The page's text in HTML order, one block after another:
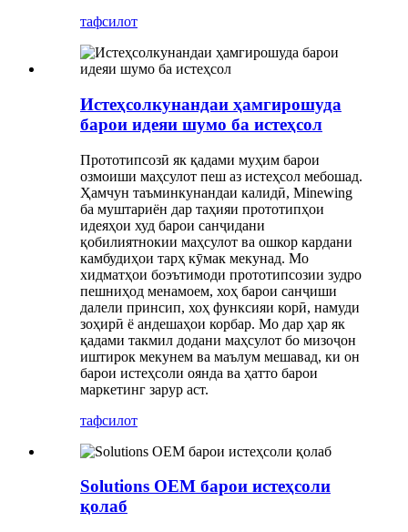
тафсилот
Истеҳсолкунандаи ҳамгирошуда
барои идеяи шумо ба истеҳсол
Прототипсозӣ як қадами муҳим барои
озмоиши маҳсулот пеш аз истеҳсол мебошад.
Ҳамчун таъминкунандаи калидӣ, Minewing
ба муштариён дар таҳияи прототипҳои
идеяҳои худ барои санҷидани
қобилиятнокии маҳсулот ва ошкор кардани
камбудиҳои тарҳ кӯмак мекунад. Мо
хидматҳои боэътимоди прототипсозии зудро
пешниҳод менамоем, хоҳ барои санҷиши
далели принсип, хоҳ функсияи корӣ, намуди
зоҳирӣ ё андешаҳои корбар. Мо дар ҳар як
қадами такмил додани маҳсулот бо мизоҷон
иштирок мекунем ва маълум мешавад, ки он
барои истеҳсоли оянда ва ҳатто барои
маркетинг зарур аст.
тафсилот
Solutions OEM барои истеҳсоли
қолаб